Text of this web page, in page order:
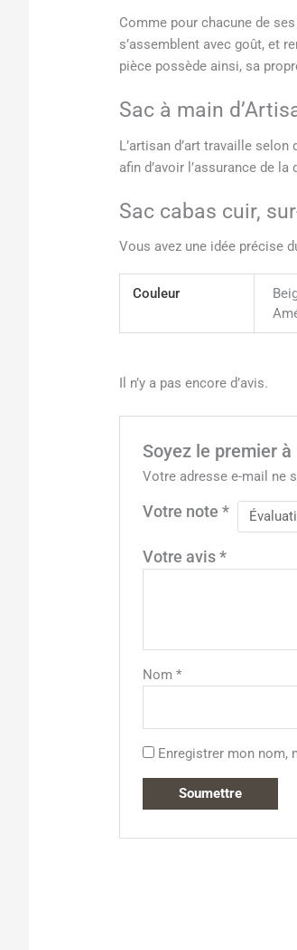
Comme pour chacune de
s’assemblent avec goût, et
pièce possède ainsi, sa
Sac à main
L’artisan d’art travaille
afin d’avoir l’assurance de
Sac cabas cuir,
Vous avez une idée précise
Couleur
Il n’y a pas encore d’avis.
Soyez le premier à
Votre adresse e-mail ne
Votre note*
Votre avis*
Nom*
Enregistrer mon nom,